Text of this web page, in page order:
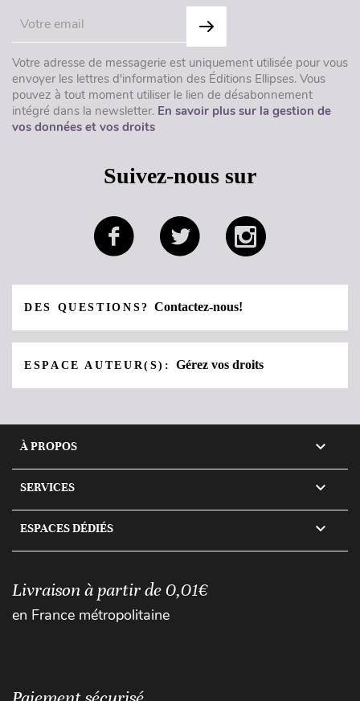
Votre adresse de messagerie est uniquement utilisée pour vous
envoyer les lettres d'information des Éditions Ellipses. Vous
pouvez à tout moment utiliser le lien de désabonnement
intégré dans la newsletter. En savoir plus sur la gestion de
vos données et vos droits
Suivez-nous sur
DES QUESTIONS?Contactez-nous!
ESPACE AUTEUR(S):Gérez vos droits
À PROPOS 
SERVICES 
ESPACES DÉDIÉS 
Livraison à partir de 0,01€
en France métropolitaine